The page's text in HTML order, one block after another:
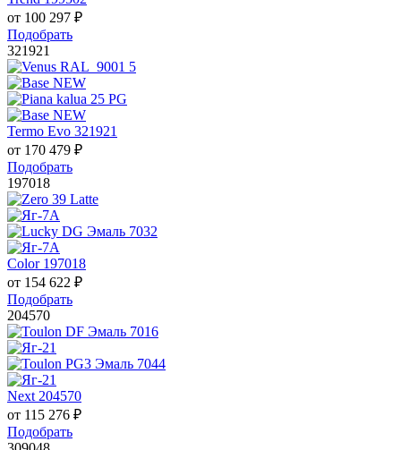
от 100 297 ₽
Подобрать
321921
Termo Evo 321921
от 170 479 ₽
Подобрать
197018
Color 197018
от 154 622 ₽
Подобрать
204570
Next 204570
от 115 276 ₽
Подобрать